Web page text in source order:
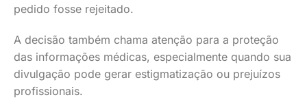
pedido fosse rejeitado.
A decisão também chama atenção para a proteção
das informações médicas, especialmente quando sua
divulgação pode gerar estigmatização ou prejuízos
profissionais.